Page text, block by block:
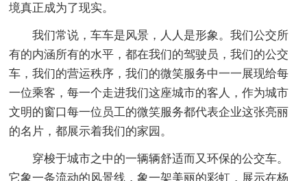
境真正成为了现实。
我们常说，车车是风景，人人是形象。我们公交所
有的内涵所有的水平，都在我们的驾驶员，我们的公交
车，我们的营运秩序，我们的微笑服务中一一展现给每
一位乘客，每一个走进我们这座城市的客人，作为城市
文明的窗口每一位员工的微笑服务都代表企业这张亮丽
的名片，都展示着我们的家园。
穿梭于城市之中的一辆辆舒适而又环保的公交车。
它象一条流动的风景线，象一架美丽的彩虹，展示在杨